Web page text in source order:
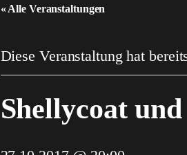
« Alle Veranstaltungen
Diese Veranstaltung hat
Shellycoat